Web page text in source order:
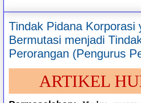
Tindak Pidana Korporasi
Bermutasi menjadi
Perorangan (Pengurus
ARTIKEL